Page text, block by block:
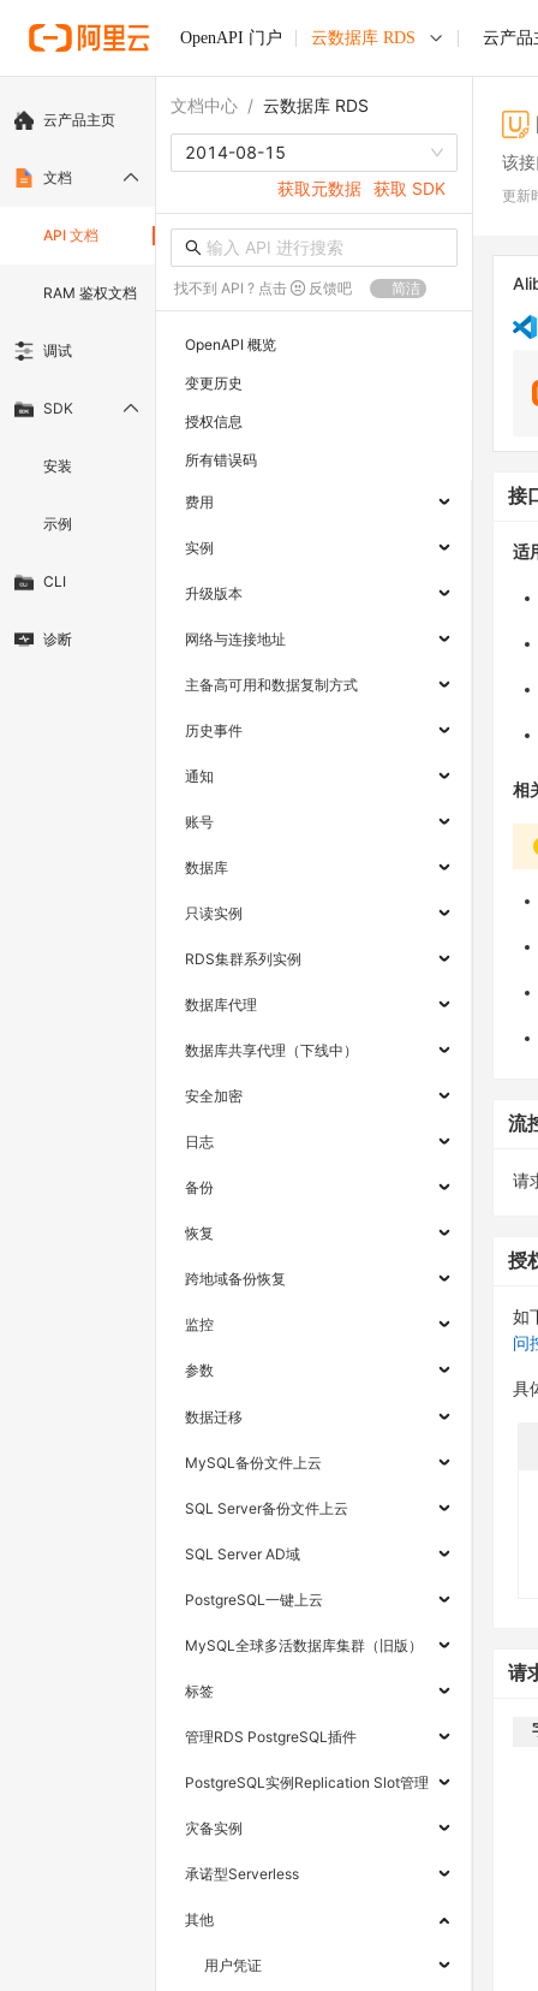
OpenAPI 门户 云数据库 RDS 云产品
云产品主页
文档
API 文档
RAM 鉴权文档
调试
SDK
安装
示例
CLI
诊断
文档中心 / 云数据库 RDS
2014-08-15
获取元数据 获取 SDK
找不到 API ? 点击 反馈吧 简洁
OpenAPI 概览
变更历史
授权信息
所有错误码
费用
实例
升级版本
网络与连接地址
主备高可用和数据复制方式
历史事件
通知
账号
数据库
只读实例
RDS集群系列实例
数据库代理
数据库共享代理（下线中）
安全加密
日志
备份
恢复
跨地域备份恢复
监控
参数
数据迁移
MySQL备份文件上云
SQL Server备份文件上云
SQL Server AD域
PostgreSQL一键上云
MySQL全球多活数据库集群（旧版）
标签
管理RDS PostgreSQL插件
PostgreSQL实例Replication Slot管理
灾备实例
承诺型Serverless
其他
用户凭证
该
更新
接
适
相
流
请
授
如
问
具
请